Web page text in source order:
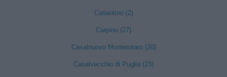
Carlantino (2)
Carpino (27)
Casalnuovo Monterotaro (20)
Casalvecchio di Puglia (23)